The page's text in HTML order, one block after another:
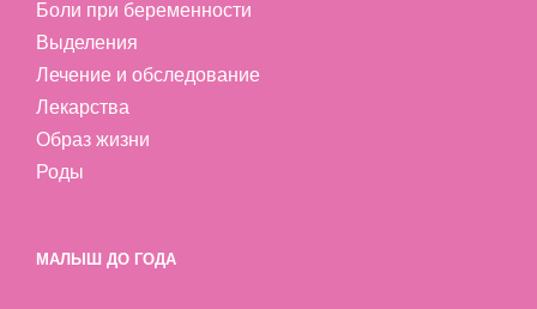
Боли при беременности
Выделения
Лечение и обследование
Лекарства
Образ жизни
Роды
МАЛЫШ ДО ГОДА